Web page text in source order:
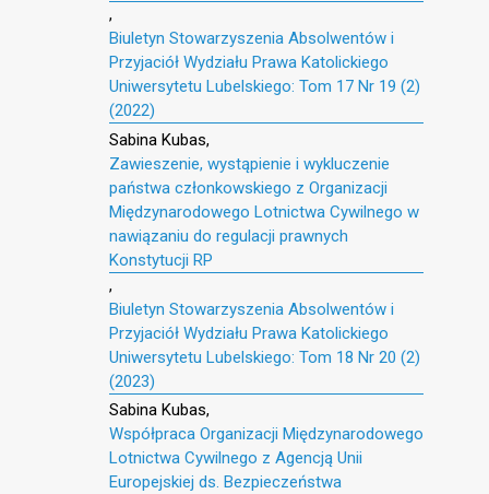
,
Biuletyn Stowarzyszenia Absolwentów i
Przyjaciół Wydziału Prawa Katolickiego
Uniwersytetu Lubelskiego: Tom 17 Nr 19 (2)
(2022)
Sabina Kubas,
Zawieszenie, wystąpienie i wykluczenie
państwa członkowskiego z Organizacji
Międzynarodowego Lotnictwa Cywilnego w
nawiązaniu do regulacji prawnych
Konstytucji RP
,
Biuletyn Stowarzyszenia Absolwentów i
Przyjaciół Wydziału Prawa Katolickiego
Uniwersytetu Lubelskiego: Tom 18 Nr 20 (2)
(2023)
Sabina Kubas,
Współpraca Organizacji Międzynarodowego
Lotnictwa Cywilnego z Agencją Unii
Europejskiej ds. Bezpieczeństwa